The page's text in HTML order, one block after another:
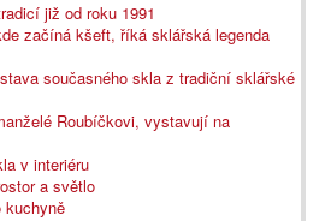
již od roku 1991
začíná kšeft, říká sklářská legenda
současného skla z tradiční sklářské
Roubíčkovi, vystavují na
v interiéru
a světlo
kuchyně